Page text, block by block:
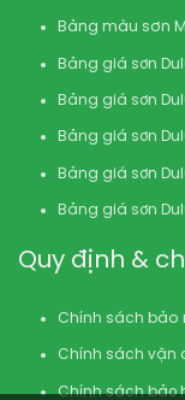
Bảng màu sơn
Bảng giá sơn
Bảng giá sơn
Bảng giá sơn
Bảng giá sơn
Bảng giá sơn
Quy định &
Chính sách bảo
Chính sách vận
Chính sách bảo